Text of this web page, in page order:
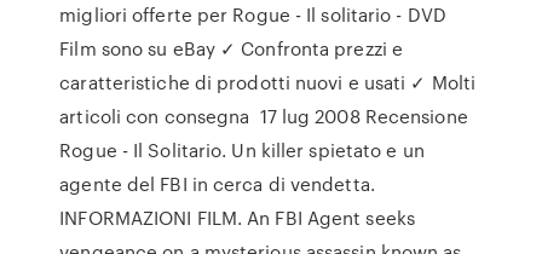
migliori offerte per Rogue - Il solitario - DVD
Film sono su eBay ✓ Confronta prezzi e
caratteristiche di prodotti nuovi e usati ✓ Molti
articoli con consegna 17 lug 2008 Recensione
Rogue - Il Solitario. Un killer spietato e un
agente del FBI in cerca di vendetta.
INFORMAZIONI FILM. An FBI Agent seeks